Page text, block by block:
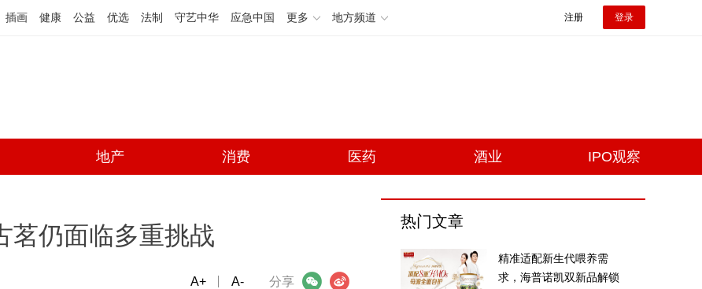
插画 健康 公益 优选 法制 守艺中华 应急中国 更多 地方频道 注册 登录
地产 消费 医药 酒业 IPO观察
茗仍面临多重挑战
分享
微信 微博
A+ A-
热门文章
精准适配新生代喂养需
求，海普诺凯双新品解锁